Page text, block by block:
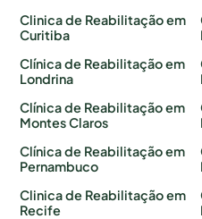
Clinica de Reabilitação em
Curitiba
Clínica de Reabilitação em
Londrina
Clínica de Reabilitação em
Montes Claros
Clínica de Reabilitação em
Pernambuco
Clinica de Reabilitação em
Recife